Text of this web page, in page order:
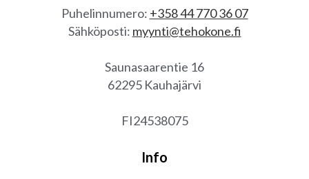
Puhelinnumero: +358 44 770 36 07
Sähköposti: myynti@tehokone.fi
Saunasaarentie 16
62295 Kauhajärvi
FI24538075
Info